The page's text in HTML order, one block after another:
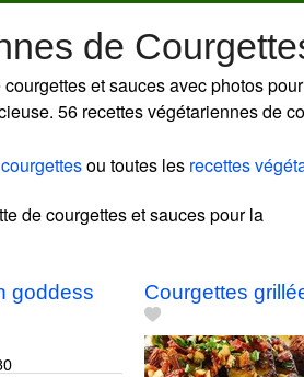
de
et sauces avec photos
56 recettes végétariennes de
ou toutes les recettes
de courgettes et sauces pour la
goddess
Courgettes